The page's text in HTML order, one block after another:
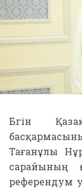
Бүгін
Тағанұлы
сарайының
референдум